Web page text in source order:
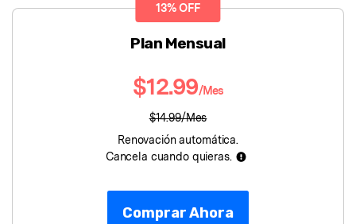
Más
Encuentra Más Soluciones
13% OFF
Plan Mensual
$12.99/Mes
$14.99/Mes
Renovación automática.
Cancela cuando quieras.
Comprar Ahora